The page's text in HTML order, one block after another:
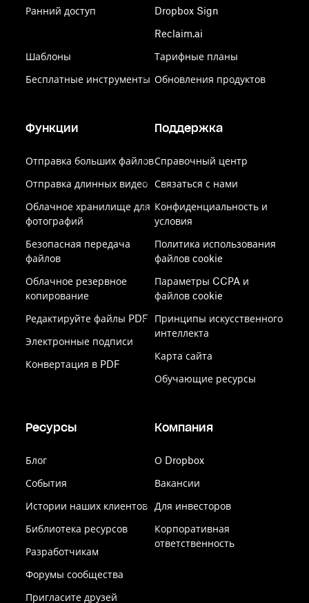
Ранний доступ
Шаблоны
Бесплатные инструменты
Dropbox Sign
Reclaim.ai
Тарифные планы
Обновления продуктов
Функции
Отправка больших файлов
Отправка длинных видео
Облачное хранилище для
фотографий
Безопасная передача
файлов
Облачное резервное
копирование
Редактируйте файлы PDF
Электронные подписи
Конвертация в PDF
Поддержка
Справочный центр
Связаться с нами
Конфиденциальность и
условия
Политика использования
файлов cookie
Параметры CCPA и
файлов cookie
Принципы искусственного
интеллекта
Карта сайта
Обучающие ресурсы
Ресурсы
Блог
События
Истории наших клиентов
Библиотека ресурсов
Разработчикам
Форумы сообщества
Пригласите друзей
Компания
О Dropbox
Вакансии
Для инвесторов
Корпоративная
ответственность